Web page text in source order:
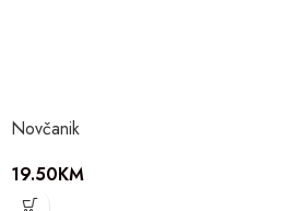
Novčanik
19.50KM